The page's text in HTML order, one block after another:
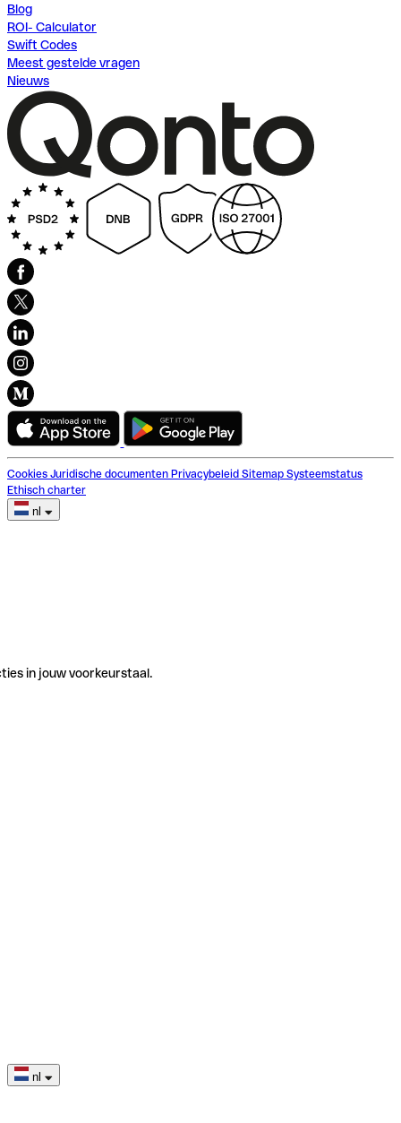
Blog
ROI- Calculator
Swift Codes
Meest gestelde vragen
Nieuws
Cookies Juridische documenten Privacybeleid Sitemap Systeemstatus
Ethisch charter
nl
in jouw voorkeurstaal.
nl